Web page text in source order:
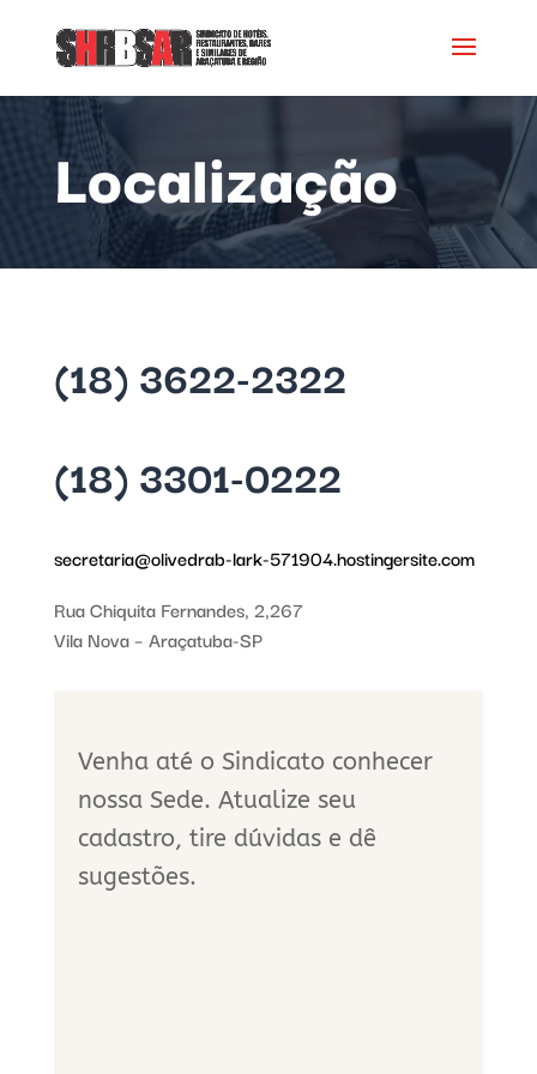
Localização
(18) 3622-2322
(18) 3301-0222
secretaria@olivedrab-lark-571904.hostingersite.com
Rua Chiquita Fernandes, 2,267
Vila Nova – Araçatuba-SP
Venha até o Sindicato conhecer
nossa Sede. Atualize seu
cadastro, tire dúvidas e dê
sugestões.